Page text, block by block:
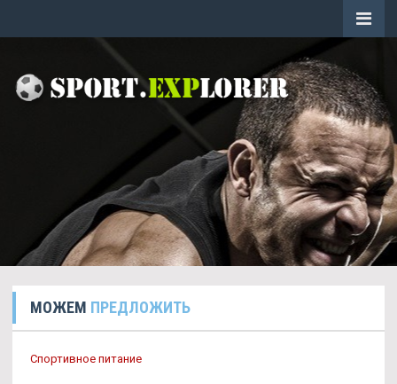
МОЖЕМ ПРЕДЛОЖИТЬ
Спортивное питание